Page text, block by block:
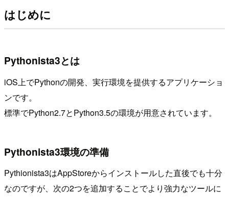
はじめに
Pythonista3とは
iOS上でPythonの開発、実行環境を提供するアプリケーショ
ンです。
標準でPython2.7とPython3.5の環境が用意されています。
Pythonista3環境の準備
Pythionista3はAppStoreからインストールした直後でも十分
なのですが、次の2つを追加することでより強力なツールに